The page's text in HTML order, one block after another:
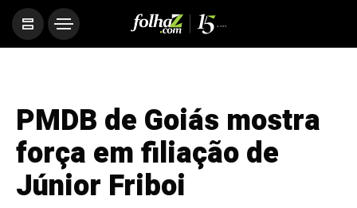
PMDB de Goiás mostra
força em filiação de
Júnior Friboi